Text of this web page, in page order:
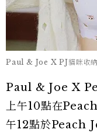
Paul & Joe X PJ貓咪收
Paul & Joe X
上午10點在
午12點於Peach